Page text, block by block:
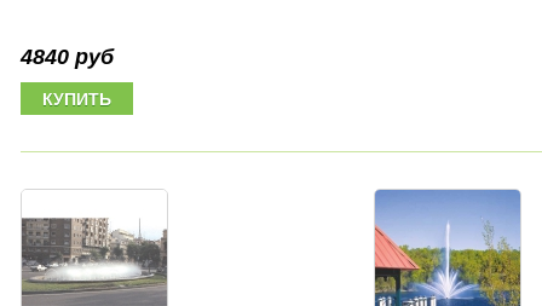
4840 руб